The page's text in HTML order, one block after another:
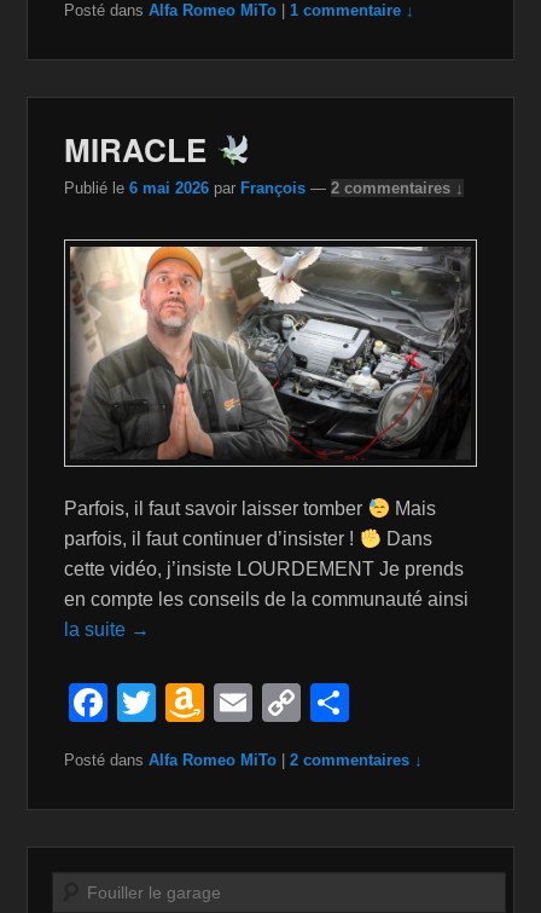
c
e
b
o
o
tt
er
a
z
o
n
W
h
Li
st
ail p
y
Li
k
ta
g
er
Posté dans Alfa Romeo MiTo |1 commentaire ↓
MIRACLE
Publié le6 mai 2026 par François —2 commentaires ↓
Parfois, il faut savoir laisser tomber
Mais
parfois, il faut continuer d’insister !
Dans
cette vidéo, j’insiste LOURDEMENT Je prends
en compte les conseils de la communauté ainsi
la suite →
F
c
e
b
o
T
tt
er
A
a
z
o
n
E
ail
C
p
y
Li
ta
g
er
Posté dans Alfa Romeo MiTo |2 commentaires ↓
Recherche